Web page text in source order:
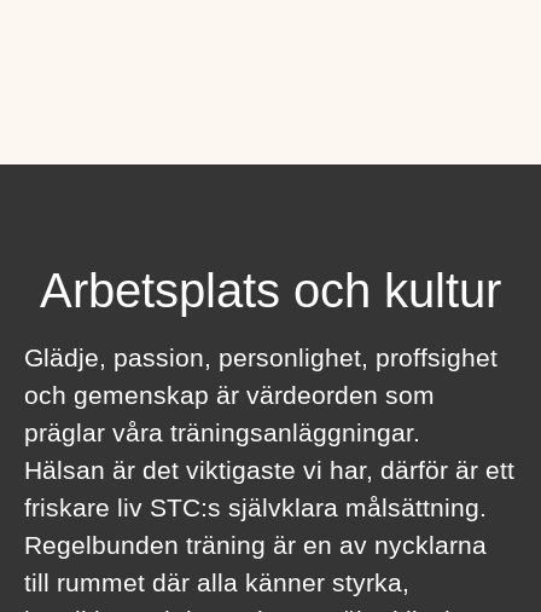
Arbetsplats och kultur
Glädje, passion, personlighet, proffsighet
och gemenskap är värdeorden som
präglar våra träningsanläggningar.
Hälsan är det viktigaste vi har, därför är ett
friskare liv STC:s självklara målsättning.
Regelbunden träning är en av nycklarna
till rummet där alla känner styrka,